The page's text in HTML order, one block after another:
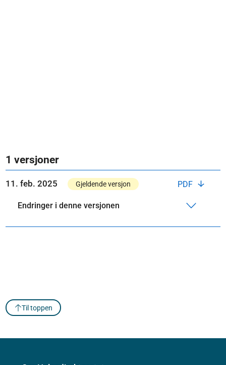
1 versjoner
PDF
11. feb. 2025 Gjeldende versjon
Endringer i denne versjonen
Til toppen